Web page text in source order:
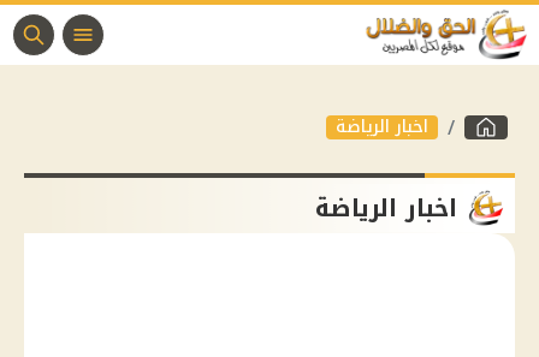
اخبار الرياضة
اخبار الرياضة